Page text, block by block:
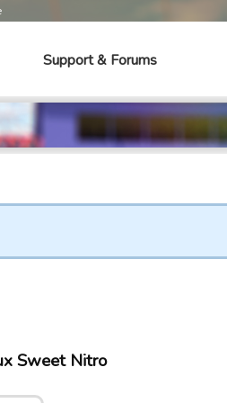
Support & Forums
Sweet Nitro